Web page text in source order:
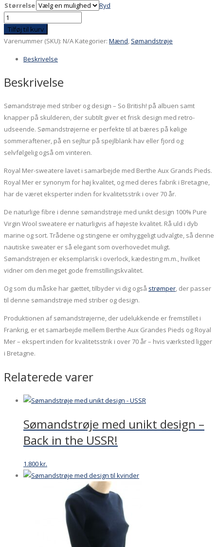
Størrelse
Ryd
Sømandstrøje
med
striber
So
antal
Tilføj til kurv
Varenummer (SKU): N/A Kategorier: Mænd Sømandstrøje
Beskrivelse
Beskrivelse
Sømandstrøje med striber og design – So British! på albuen samt
knapper på skulderen, der subtilt giver et frisk design med retro-
udseende. Sømandstrøjerne er perfekte til at bæres på kølige
sommeraftener, på en sejltur på spejlblank hav eller fjord og
selvfølgelig også om vinteren.
Royal Mer-sweatere lavet i samarbejde med Berthe Aux Grands Pieds.
Royal Mer er synonym for høj kvalitet, og med deres fabrik i Bretagne,
har de været eksperter inden for kvalitetsstrik i over 70 år.
De naturlige fibre i denne sømandstrøje med unikt design 100% Pure
Virgin Wool sweatere er naturligvis af højeste kvalitet. Rå uld i dyb
marine og sort. Trådene og stingene er omhyggeligt udvalgte, så denne
nautiske sweater er så elegant som overhovedet muligt.
Sømandstrøjen er eksemplarisk i overlock, kædesting m.m., hvilket
vidner om den meget gode fremstillingskvalitet.
Og som du måske har gættet, tilbyder vi dig også strømper, der passer
til denne sømandstrøje med striber og design.
Produktionen af sømandstrøjerne, der udelukkende er fremstillet i
Frankrig, er et samarbejde mellem Berthe Aux Grandes Pieds og Royal
Mer – ekspert inden for kvalitetsstrik i over 70 år – hvis værksted ligger
i Bretagne.
Relaterede varer
Sømandstrøje med unikt design –
Back in the USSR!
1.800kr.